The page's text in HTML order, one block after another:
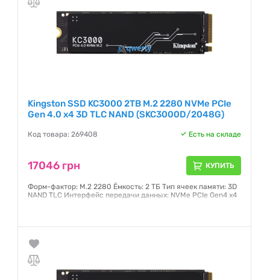
Kingston SSD KC3000 2TB M.2 2280 NVMe PCIe
Gen 4.0 x4 3D TLC NAND (SKC3000D/2048G)
Код товара: 269408 Есть на складе
17046 грн КУПИТЬ
Форм-фактор: M.2 2280 Ёмкость: 2 ТБ Тип ячеек памяти: 3D
NAND TLC Интерфейс передачи данных: NVMe PCIe Gen4 x4